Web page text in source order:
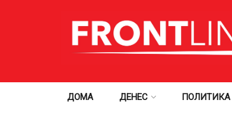
ДОМА ДЕНЕС ПОЛИТИКА